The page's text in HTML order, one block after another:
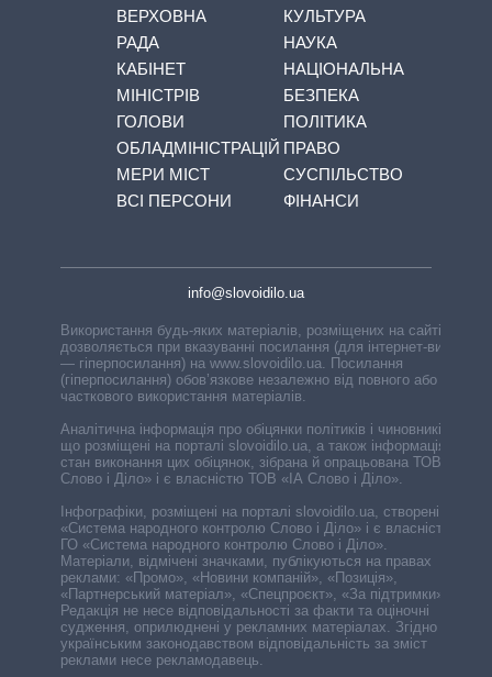
ВЕРХОВНА
РАДА
КАБІНЕТ
МІНІСТРІВ
ГОЛОВИ
ОБЛАДМІНІСТРАЦІЙ
МЕРИ МІСТ
ВСІ ПЕРСОНИ
КУЛЬТУРА
НАУКА
НАЦІОНАЛЬНА
БЕЗПЕКА
ПОЛІТИКА
ПРАВО
СУСПІЛЬСТВО
ФІНАНСИ
info@slovoidilo.ua
Використання будь-яких матеріалів, розміщених на сайті,
дозволяється при вказуванні посилання (для інтернет-видань
— гіперпосилання) на www.slovoidilo.ua. Посилання
(гіперпосилання) обов’язкове незалежно від повного або
часткового використання матеріалів.
Аналітична інформація про обіцянки політиків і чиновників,
що розміщені на порталі slovoidilo.ua, а також інформація про
стан виконання цих обіцянок, зібрана й опрацьована ТОВ «ІА
Слово і Діло» і є власністю ТОВ «ІА Слово і Діло».
Інфографіки, розміщені на порталі slovoidilo.ua, створені ГО
«Система народного контролю Слово і Діло» і є власністю
ГО «Система народного контролю Слово і Діло».
Матеріали, відмічені значками, публікуються на правах
реклами: «Промо», «Новини компаній», «Позиція»,
«Партнерський матеріал», «Спецпроєкт», «За підтримки».
Редакція не несе відповідальності за факти та оціночні
судження, оприлюднені у рекламних матеріалах. Згідно з
українським законодавством відповідальність за зміст
реклами несе рекламодавець.